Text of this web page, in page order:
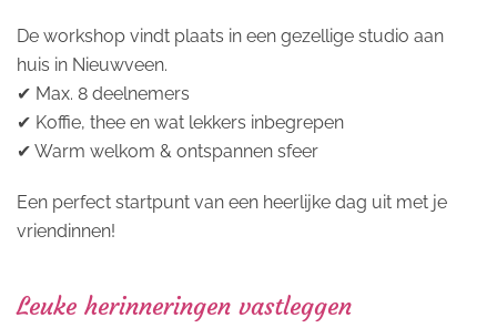
De workshop vindt plaats in een gezellige studio aan
huis in Nieuwveen.
✔ Max. 8 deelnemers
✔ Koffie, thee en wat lekkers inbegrepen
✔ Warm welkom & ontspannen sfeer
Een perfect startpunt van een heerlijke dag uit met je
vriendinnen!
Leuke herinneringen vastleggen